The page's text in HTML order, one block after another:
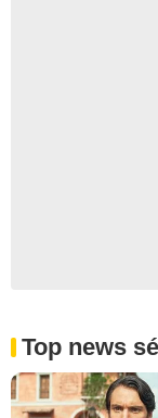
Top news